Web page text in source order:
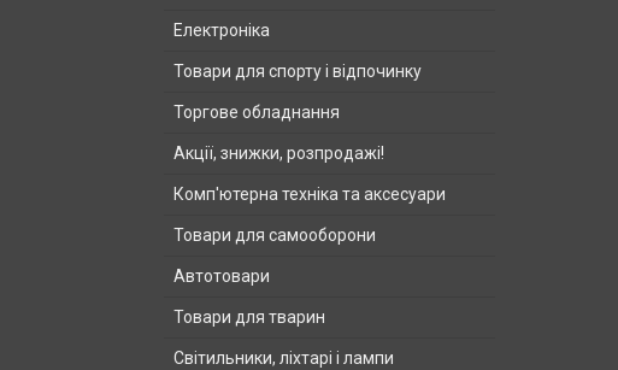
Електроніка
Товари для спорту і відпочинку
Торгове обладнання
Акції, знижки, розпродажі!
Комп'ютерна техніка та аксесуари
Товари для самооборони
Автотовари
Товари для тварин
Світильники, ліхтарі і лампи